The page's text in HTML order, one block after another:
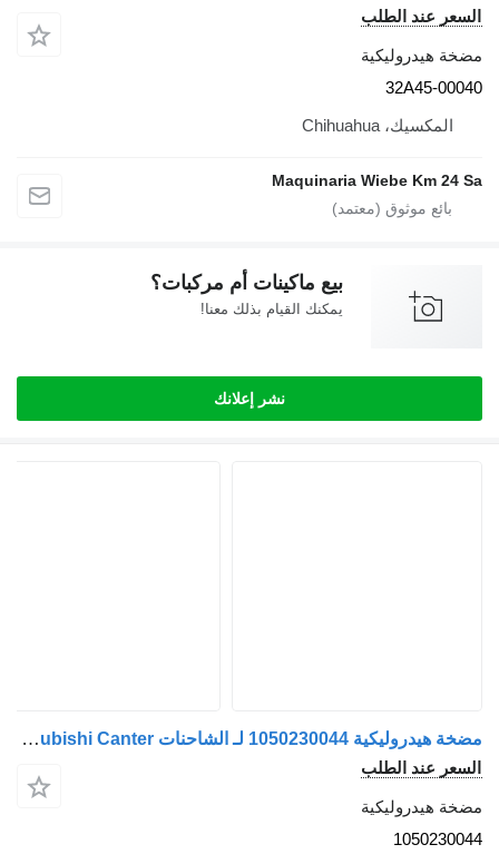
السعر عند الطلب
مضخة هيدروليكية
32A45-00040
المكسيك، Chihuahua
Maquinaria Wiebe Km 24 Sa
بيع ماكينات أم مركبات؟
يمكنك القيام بذلك معنا!
نشر إعلانك
مضخة هيدروليكية 1050230044 لـ الشاحنات Mitsubishi Canter
السعر عند الطلب
مضخة هيدروليكية
1050230044